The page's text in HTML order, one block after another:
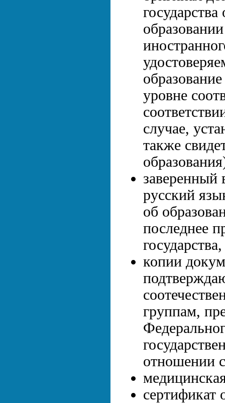
уровне
случае,
также
заверенный
русский
об
последнее
копии
группам,
отношении
сертификат